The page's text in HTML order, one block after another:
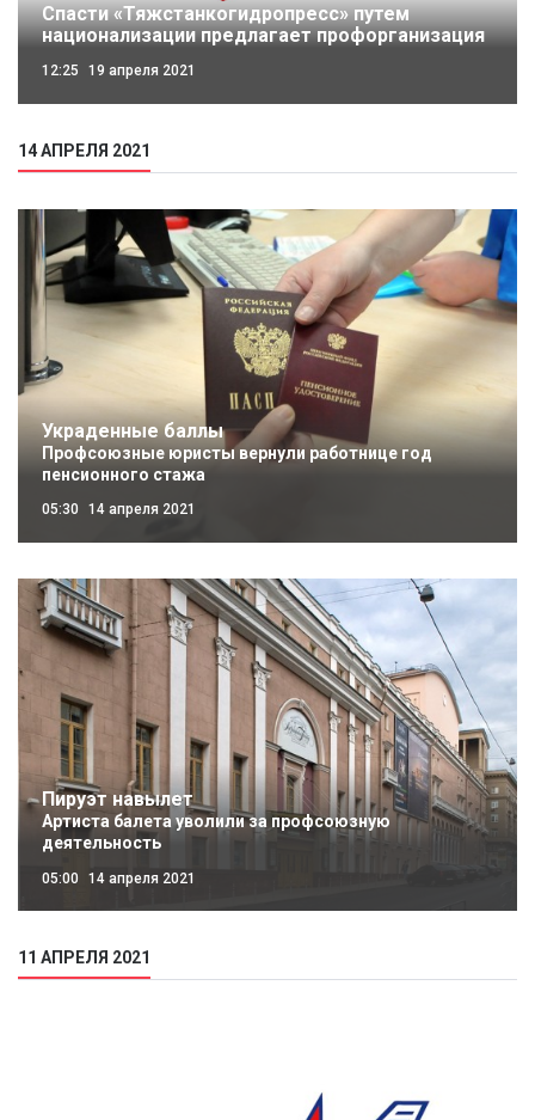
Спасти «Тяжстанкогидропресс» путем
национализации предлагает профорганизация
12:25 19 апреля 2021
14 АПРЕЛЯ 2021
Украденные баллы
Профсоюзные юристы вернули работнице год
пенсионного стажа
05:30 14 апреля 2021
Пируэт навылет
Артиста балета уволили за профсоюзную
деятельность
05:00 14 апреля 2021
11 АПРЕЛЯ 2021